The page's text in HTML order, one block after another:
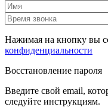
Нажимая на кнопку вы
конфиденциальности
Восстановление пароля
Введите свой email,
следуйте инструкциям.